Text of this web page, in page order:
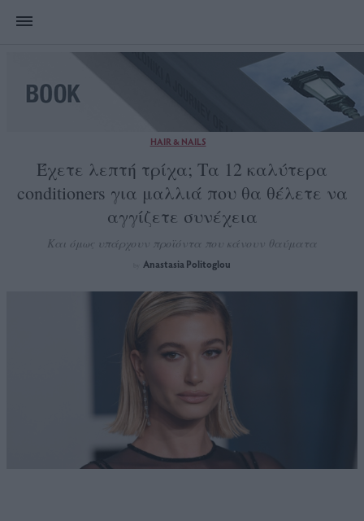
HAIR & NAILS
Έχετε λεπτή τρίχα; Τα 12 καλύτερα
conditioners για μαλλιά που θα θέλετε να
αγγίζετε συνέχεια
Και όμως υπάρχουν προϊόντα που κάνουν θαύματα
Anastasia Politoglou